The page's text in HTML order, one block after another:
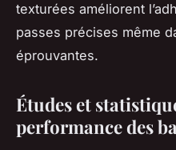
texturées améliorent
passes précises même
éprouvantes.
Études et
performance des